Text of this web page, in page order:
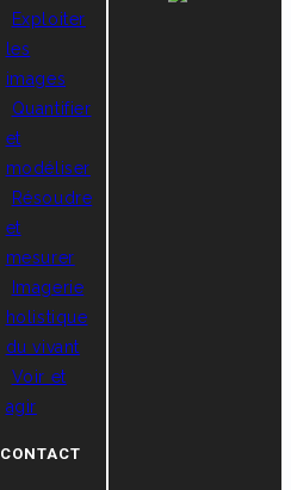
Exploiter
les
images
Quantifier
et
modéliser
Résoudre
et
mesurer
Imagerie
holistique
du vivant
Voir et
agir
CONTACT